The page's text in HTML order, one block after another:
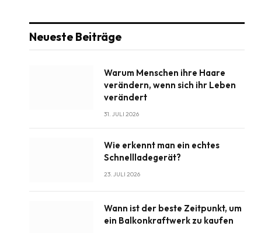
Neueste Beiträge
Warum Menschen ihre Haare
verändern, wenn sich ihr Leben
verändert
31. JULI 2026
Wie erkennt man ein echtes
Schnellladegerät?
23. JULI 2026
Wann ist der beste Zeitpunkt, um
ein Balkonkraftwerk zu kaufen